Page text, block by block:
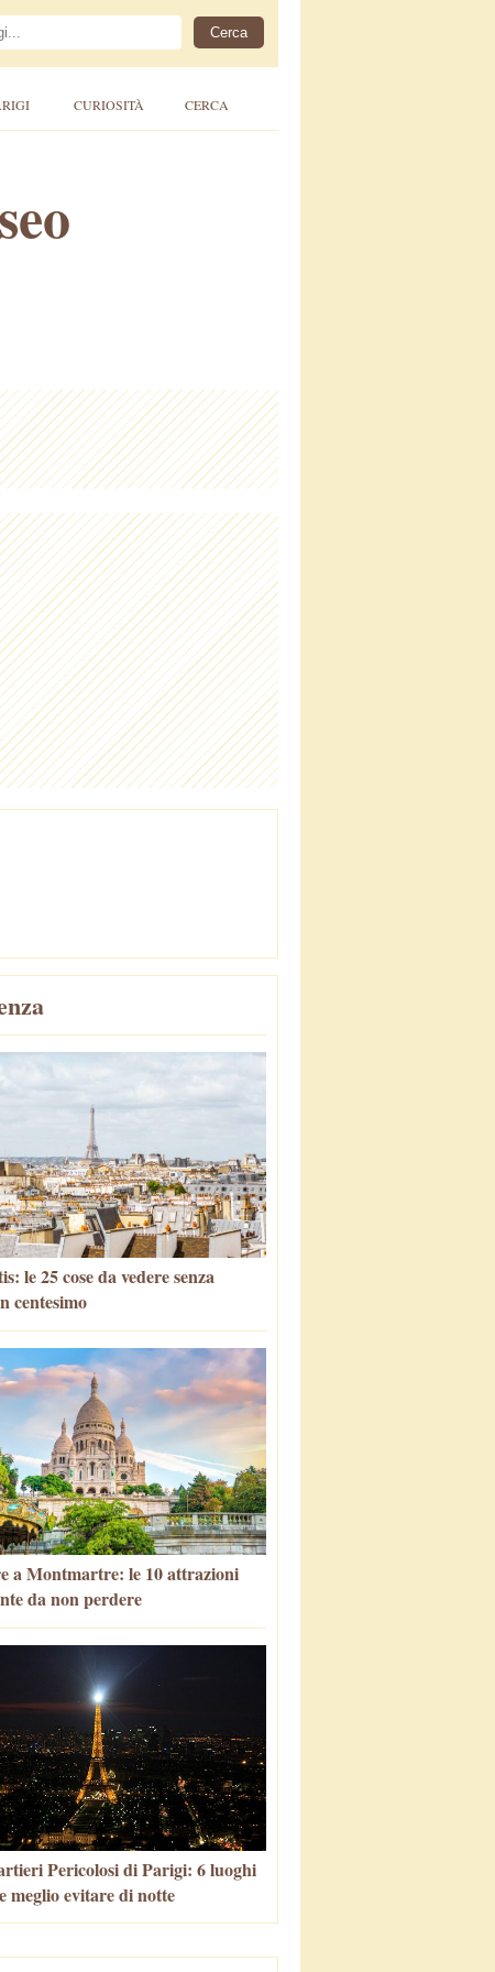
CURIOSITÀ CERCA
le 25 cose da vedere senza
centesimo
a Montmartre: le 10 attrazioni
da non perdere
Pericolosi di Parigi: 6 luoghi
meglio evitare di notte